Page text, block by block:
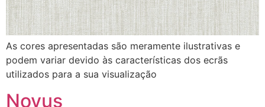
As cores apresentadas são meramente ilustrativas e
podem variar devido às características dos ecrãs
utilizados para a sua visualização
Novus